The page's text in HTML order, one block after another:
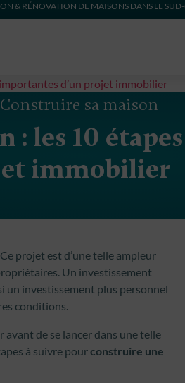
& RÉNOVATION DE MAISONS DANS LE
d’un projet immobilier
Construire sa maison
les 10
immobilier
projet est d’une telle ampleur
Un investissement
un investissement plus personnel
conditions.
de se lancer dans une telle
à suivre pourconstruire une